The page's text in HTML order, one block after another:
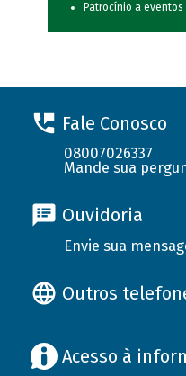
Patrocínio a
Fale Conosco
08007026337
Mande sua
Ouvidoria
Envie sua
Outros
Acesso à